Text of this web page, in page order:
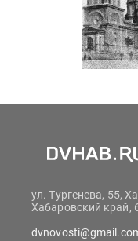
ул. Тургенева, 55,
Хабаровский край,